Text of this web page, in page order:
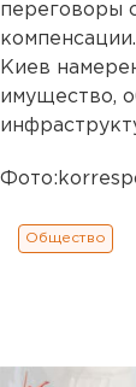
переговоры
компенсации.
Киев
имущество,
Общество